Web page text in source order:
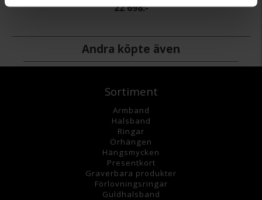
22 698:-
Andra köpte även
Sortiment
Armband
Halsband
Ringar
Örhängen
Hängsmycken
Presentkort
Graverbara produkter
Förlovningsringar
Guldhalsband